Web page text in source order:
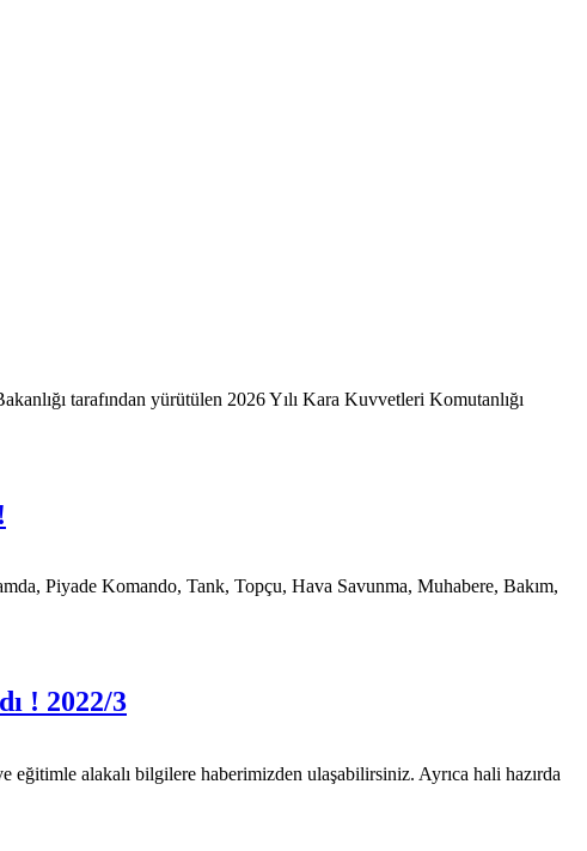
tarafından yürütülen 2026 Yılı Kara Kuvvetleri Komutanlığı
Piyade Komando, Tank, Topçu, Hava Savunma, Muhabere, Bakım,
! 2022/3
eğitimle alakalı bilgilere haberimizden ulaşabilirsiniz. Ayrıca hali hazırda